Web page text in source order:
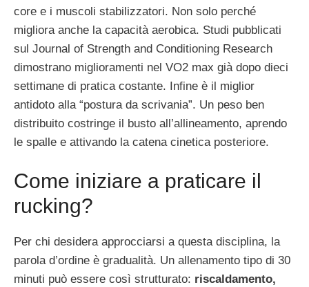
core e i muscoli stabilizzatori. Non solo perché
migliora anche la capacità aerobica. Studi pubblicati
sul Journal of Strength and Conditioning Research
dimostrano miglioramenti nel VO2 max già dopo dieci
settimane di pratica costante. Infine è il miglior
antidoto alla “postura da scrivania”. Un peso ben
distribuito costringe il busto all’allineamento, aprendo
le spalle e attivando la catena cinetica posteriore.
Come iniziare a praticare il
rucking?
Per chi desidera approcciarsi a questa disciplina, la
parola d’ordine è gradualità. Un allenamento tipo di 30
minuti può essere così strutturato: riscaldamento,